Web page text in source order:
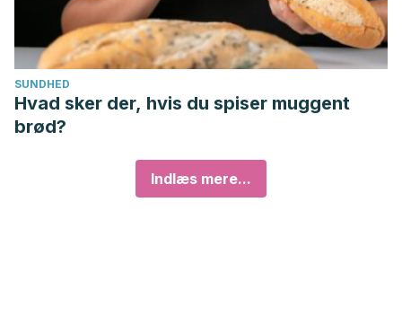
SUNDHED
Hvad sker der, hvis du spiser muggent
brød?
Indlæs mere...